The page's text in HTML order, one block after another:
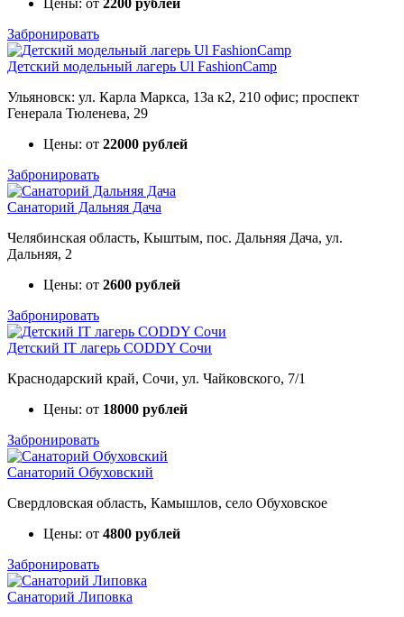
Забронировать
Детский модельный лагерь Ul FashionCamp
Ульяновск: ул. Карла Маркса, 13а к2, 210 офис; проспект
Генерала Тюленева, 29
Цены: от 22000 рублей
Забронировать
Санаторий Дальняя Дача
Челябинская область, Кыштым, пос. Дальняя Дача, ул.
Дальняя, 2
Цены: от 2600 рублей
Забронировать
Детский IT лагерь CODDY Сочи
Краснодарский край, Сочи, ул. Чайковского, 7/1
Цены: от 18000 рублей
Забронировать
Санаторий Обуховский
Свердловская область, Камышлов, село Обуховское
Цены: от 4800 рублей
Забронировать
Санаторий Липовка